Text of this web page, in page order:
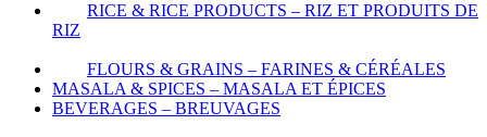
RICE & RICE PRODUCTS – RIZ ET PRODUITS DE
RIZ
FLOURS & GRAINS – FARINES & CÉRÉALES
MASALA & SPICES – MASALA ET ÉPICES
BEVERAGES – BREUVAGES